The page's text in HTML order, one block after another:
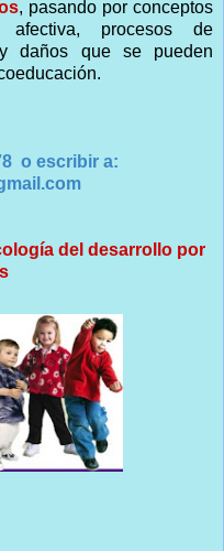
, pasando por conceptos
afectiva, procesos de
daños que se pueden
o escribir a:
del desarrollo por